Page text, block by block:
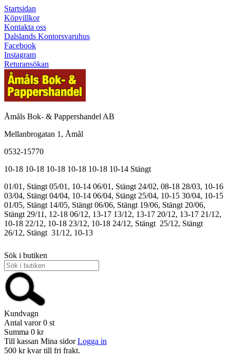
Startsidan
Köpvillkor
Kontakta oss
Dalslands Kontorsvaruhus
Facebook
Instagram
Returansökan
Åmåls Bok- & Pappershandel AB
Mellanbrogatan 1, Åmål
0532-15770
10-18 10-18 10-18 10-18 10-18 10-14 Stängt
01/01, Stängt 05/01, 10-14 06/01, Stängt 24/02, 08-18 28/03, 10-16
03/04, Stängt 04/04, 10-14 06/04, Stängt 25/04, 10-15 30/04, 10-15
01/05, Stängt 14/05, Stängt 06/06, Stängt 19/06, Stängt 20/06,
Stängt 29/11, 12-18 06/12, 13-17 13/12, 13-17 20/12, 13-17 21/12,
10-18 22/12, 10-18 23/12, 10-18 24/12, Stängt 25/12, Stängt
26/12, Stängt 31/12, 10-13
Sök i butiken
Kundvagn
Antal varor 0 st
Summa 0 kr
Till kassan Mina sidor Logga in
500 kr kvar till fri frakt.